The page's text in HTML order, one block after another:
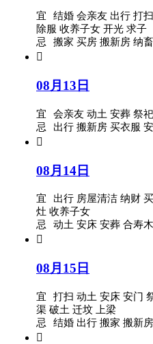
宜
结婚 会亲友 出行 打
除服 收养子女 开光 求子
忌
搬家 买房 搬新房 纳

08月13日
宜
会亲友 动土 安葬 祭
忌
出行 搬新房 买衣服

08月14日
宜
出行 房屋清洁 纳财
灶 收养子女
忌
动土 安床 安葬 合寿

08月15日
宜
打扫 动土 安床 安门
渠 破土 迁坟 上梁
忌
结婚 出行 搬家 搬新
